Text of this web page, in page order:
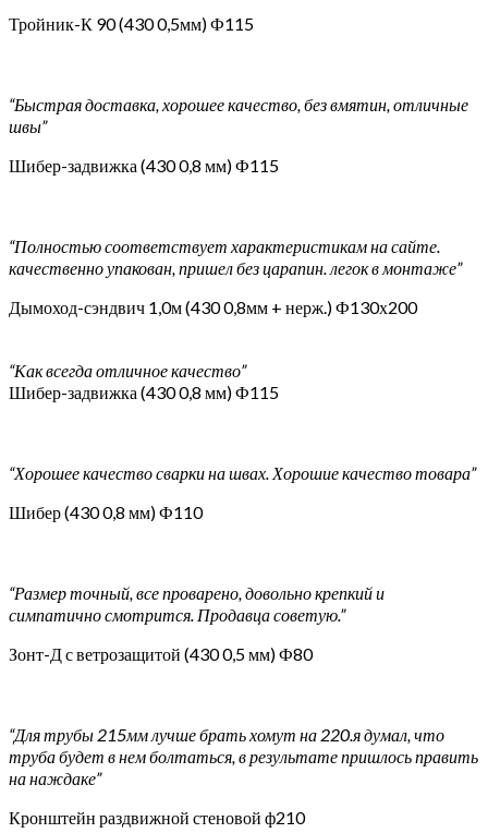
Тройник-К 90 (430 0,5мм) Ф115
“Быстрая доставка, хорошее качество, без вмятин, отличные
швы”
Шибер-задвижка (430 0,8 мм) Ф115
“Полностью соответствует характеристикам на сайте.
качественно упакован, пришел без царапин. легок в монтаже”
Дымоход-сэндвич 1,0м (430 0,8мм + нерж.) Ф130х200
“Как всегда отличное качество”
Шибер-задвижка (430 0,8 мм) Ф115
“Хорошее качество сварки на швах. Хорошие качество товара”
Шибер (430 0,8 мм) Ф110
“Размер точный, все проварено, довольно крепкий и
симпатично смотрится. Продавца советую.”
Зонт-Д с ветрозащитой (430 0,5 мм) Ф80
“Для трубы 215мм лучше брать хомут на 220.я думал, что
труба будет в нем болтаться, в результате пришлось править
на наждаке”
Кронштейн раздвижной стеновой ф210